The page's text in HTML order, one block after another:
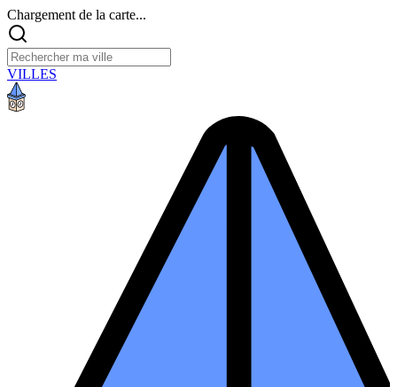
Chargement de la carte...
VILLES